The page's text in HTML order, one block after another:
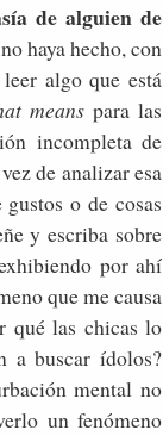
de alguien de
haya hecho, con
algo que está
means para las
incompleta de
de analizar esa
o de cosas
y escriba sobre
por ahí
que me causa
qué las chicas lo
a buscar ídolos?
mental no
un fenómeno